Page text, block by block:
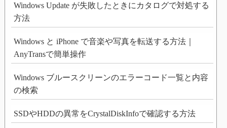
Windows Update が失敗したときにカタログで対処する
方法
Windows と iPhone で音楽や写真を転送する方法｜
AnyTransで簡単操作
Windows ブルースクリーンのエラーコード一覧と内容
の検索
SSDやHDDの異常をCrystalDiskInfoで確認する方法